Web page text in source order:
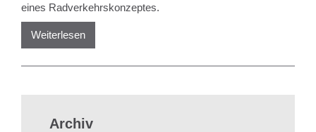
eines Radverkehrskonzeptes.
Weiterlesen
Archiv